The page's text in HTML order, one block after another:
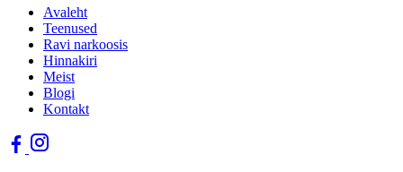
Avaleht
Teenused
Ravi narkoosis
Hinnakiri
Meist
Blogi
Kontakt